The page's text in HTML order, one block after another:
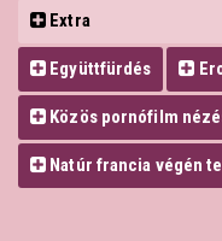
Extra
Együttfürdés
Közös pornófilm
Natúr francia végén